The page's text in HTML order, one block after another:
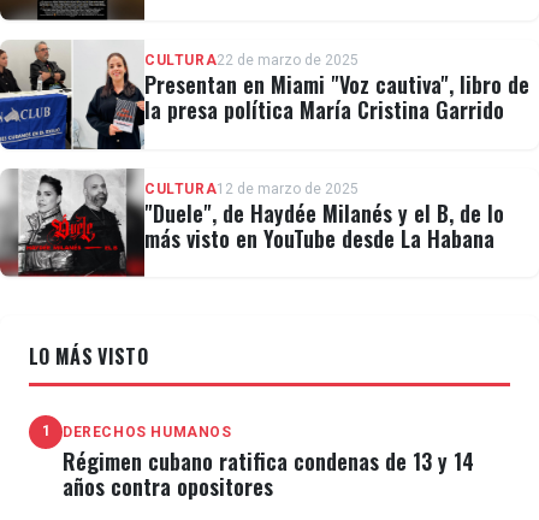
CULTURA22 de marzo de 2025
Presentan en Miami "Voz cautiva", libro de
la presa política María Cristina Garrido
CULTURA12 de marzo de 2025
"Duele", de Haydée Milanés y el B, de lo
más visto en YouTube desde La Habana
LO MÁS VISTO
1 DERECHOS HUMANOS
Régimen cubano ratifica condenas de 13 y 14
años contra opositores